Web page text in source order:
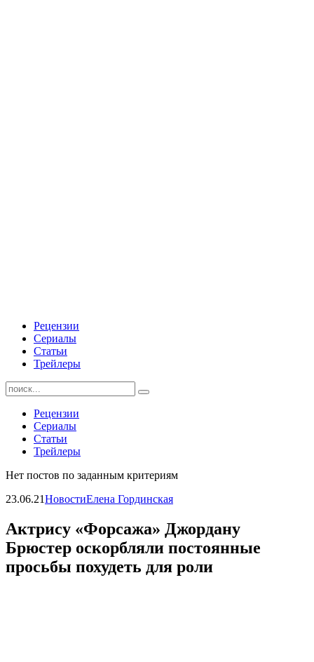
Рецензии
Сериалы
Статьи
Трейлеры
Найти:
Рецензии
Сериалы
Статьи
Трейлеры
Нет постов по заданным критериям
23.06.21НовостиЕлена Гординская
Актрису «Форсажа» Джордану
Брюстер оскорбляли постоянные
просьбы похудеть для роли